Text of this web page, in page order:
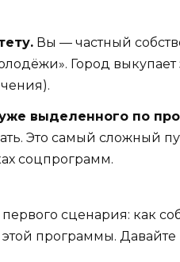
Вы — частный
Город
выделенного по
Это самый сложный
соцпрограмм.
первого сценария: как
программы.